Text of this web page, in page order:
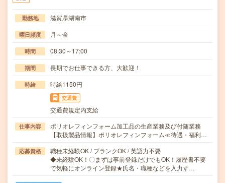
勤務地 滋賀県湖南市
曜日頻度 月～金
時間 08:30～17:00
期間 長期でお仕事できる方、大歓迎！
時給 時給1150円
交通費
交通費規定内支給
仕事内容
ポリオレフィンフォーム加工品の生産業務及び付随業務
【取扱製品情報】ポリオレフィンフォーム≪待遇・福利…
応募資格
職種未経験OK / ブランクOK / 英語力不要
◆未経験OK！〇まずは事前登録だけでもOK！履歴書不要
で気軽にオンライン登録★氏名・職種などを入力す…